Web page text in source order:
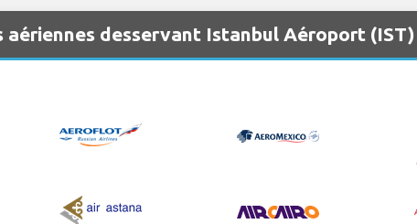
aériennes desservant Istanbul Aéroport (IST)